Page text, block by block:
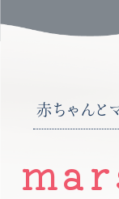
赤ちゃんと